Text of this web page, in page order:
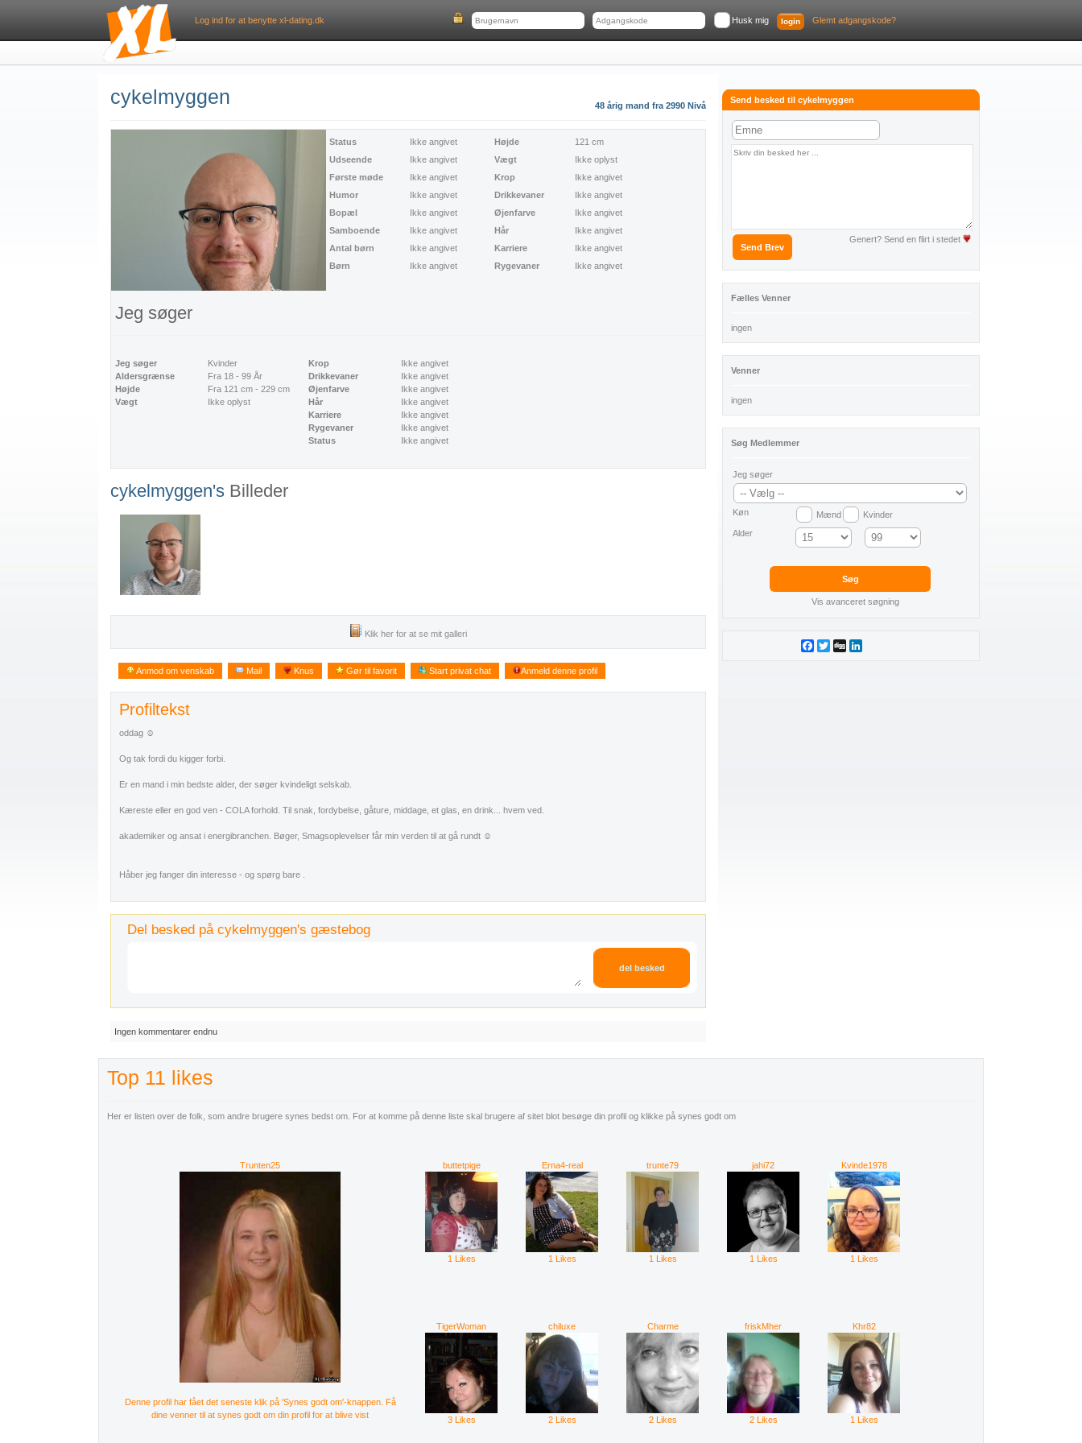
Log ind for at benytte xl-dating.dk Husk mig Glemt adgangskode?
cykelmyggen 48 årig mand fra 2990 Nivå
Højde
121 cm
Vægt
Ikke oplyst
Krop
Ikke angivet
Drikkevaner
Ikke angivet
Øjenfarve
Ikke angivet
Hår
Ikke angivet
Karriere
Ikke angivet
Rygevaner
Ikke angivet
Status
Ikke angivet
Udseende
Ikke angivet
Første møde
Ikke angivet
Humor
Ikke angivet
Bopæl
Ikke angivet
Samboende
Ikke angivet
Antal børn
Ikke angivet
Børn
Ikke angivet
Jeg søger
Jeg søger
Kvinder
Aldersgrænse
Fra 18 - 99 År
Højde
Fra 121 cm - 229 cm
Vægt
Ikke oplyst
Krop
Ikke angivet
Drikkevaner
Ikke angivet
Øjenfarve
Ikke angivet
Hår
Ikke angivet
Karriere
Ikke angivet
Rygevaner
Ikke angivet
Status
Ikke angivet
cykelmyggen's Billeder
Klik her for at se mit galleri
Anmod om venskab Mail Knus Gør til favorit Start privat chat Anmeld denne profil
Profiltekst
oddag ☺️
Og tak fordi du kigger forbi.
Er en mand i min bedste alder, der søger kvindeligt selskab.
Kæreste eller en god ven - COLA forhold. Til snak, fordybelse, gåture, middage, et glas, en drink... hvem ved.
akademiker og ansat i energibranchen. Bøger, Smagsoplevelser får min verden til at gå rundt ☺️
Håber jeg fanger din interesse - og spørg bare .
Del besked på cykelmyggen's gæstebog
Ingen kommentarer endnu
Send besked til cykelmyggen
Genert? Send en flirt i stedet
Fælles Venner
ingen
Venner
ingen
Søg Medlemmer
Jeg søger
Køn Mænd
Kvinder
Alder
Vis avanceret søgning
Facebook
TwitterDigg
Top 11 likes
Her er listen over de folk, som andre brugere synes bedst om. For at komme på denne liste skal brugere af sitet blot besøge din profil og klikke på synes godt om
Trunten25
Denne profil har fået det seneste klik på 'Synes godt om'-knappen. Få
dine venner til at synes godt om din profil for at blive vist
buttetpige
1 Likes
Erna4-real
1 Likes
trunte79
1 Likes
jahi72
1 Likes
Kvinde1978
1 Likes
TigerWoman
3 Likes
chiluxe
2 Likes
Charme
2 Likes
friskMher
2 Likes
Khr82
1 Likes